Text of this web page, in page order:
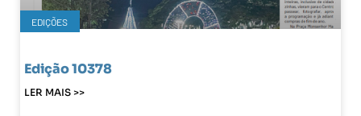
EDIÇÕES
Edição 10378
LER MAIS >>